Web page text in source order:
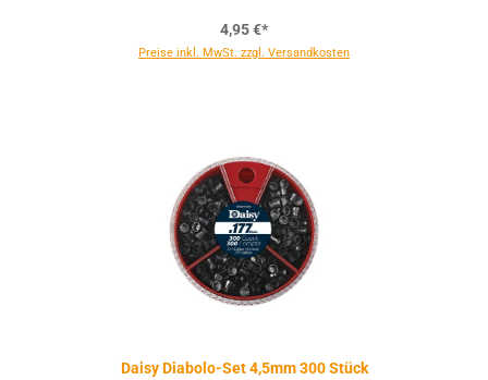
4,95 €*
Preise inkl. MwSt. zzgl. Versandkosten
Daisy Diabolo-Set 4,5mm 300 Stück